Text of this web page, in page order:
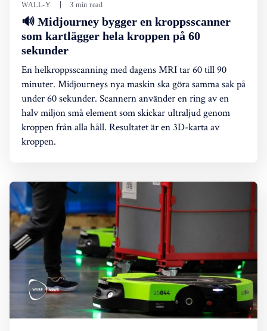
WALL-Y 3 min read
🔊 Midjourney bygger en kroppsscanner
som kartlägger hela kroppen på 60
sekunder
En helkroppsscanning med dagens MRI tar 60 till 90
minuter. Midjourneys nya maskin ska göra samma sak på
under 60 sekunder. Scannern använder en ring av en
halv miljon små element som skickar ultraljud genom
kroppen från alla håll. Resultatet är en 3D-karta av
kroppen.